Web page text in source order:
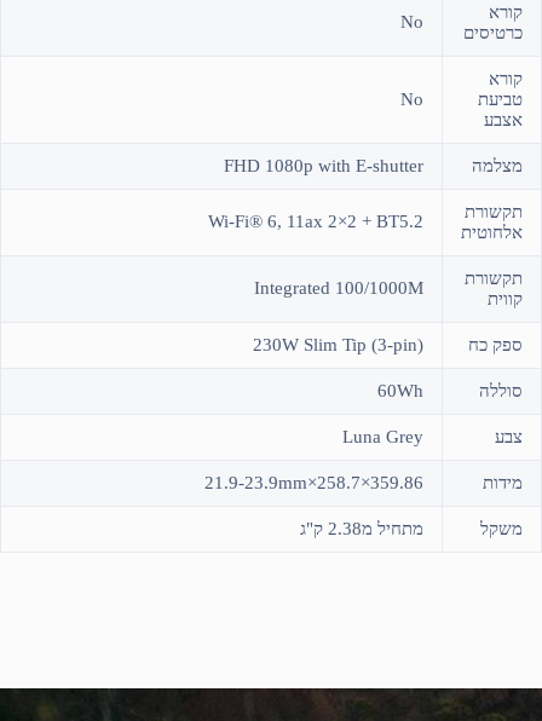
קורא
כרטיסים
No
קורא
טביעת
אצבע
No
מצלמה FHD 1080p with E-shutter
תקשורת
אלחוטית
Wi-Fi® 6, 11ax 2×2 + BT5.2
תקשורת
קווית
Integrated 100/1000M
ספק כח 230W Slim Tip (3-pin)
סוללה 60Wh
צבע Luna Grey
מידות 359.86×258.7×21.9-23.9mm
משקל מתחיל מ2.38 ק"ג